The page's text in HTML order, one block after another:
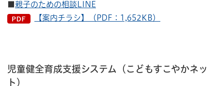
親子のための相談LINE
【案内チラシ】（PDF：1,652KB）
児童健全育成支援システム（こどもすこやかネッ
ト）